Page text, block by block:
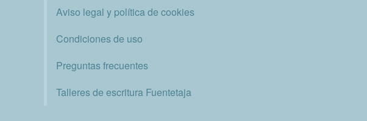
Aviso legal y política de cookies
Condiciones de uso
Preguntas frecuentes
Talleres de escritura Fuentetaja